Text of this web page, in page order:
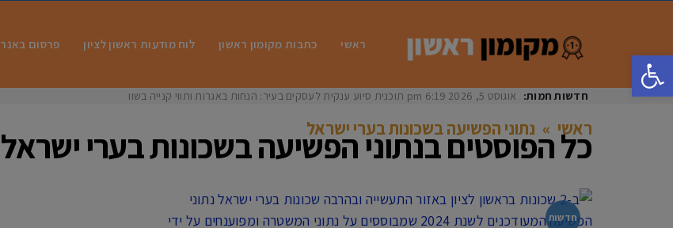
פתח סרגל נגישות
ראשי כתבות מקומון ראשון לוח מודעות ראשון לציון פרסום באנר
חדשות חמות: אוגוסט 5, 2026 6:19 pm תוכנית סיוע ענקית לעסקים בעיר: הנחות באגרות ותווי קנייה בשווי
ראשי » נתוני הפשיעה בשכונות בערי ישראל
כל הפוסטים בנתוני הפשיעה בשכונות בערי ישראל
חדשות